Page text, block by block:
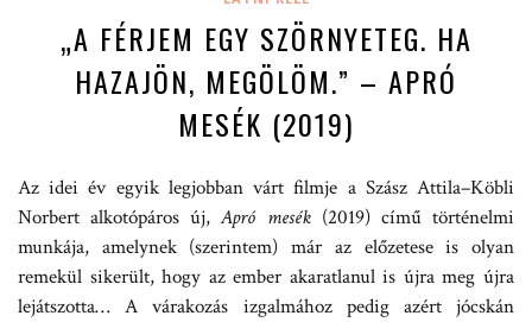
„A FÉRJEM EGY SZÖRNYETEG. HA
HAZAJÖN, MEGÖLÖM.” – APRÓ
MESÉK (2019)
Az idei év egyik legjobban várt filmje a Szász Attila–Köbli
Norbert alkotópáros új,Apró mesék(2019) című történelmi
munkája, amelynek (szerintem) már az előzetese is olyan
remekül sikerült, hogy az ember akaratlanul is újra meg újra
lejátszotta… A várakozás izgalmához pedig azért jócskán